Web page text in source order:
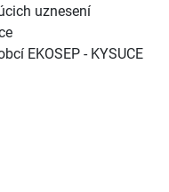
uznesení
EKOSEP - KYSUCE